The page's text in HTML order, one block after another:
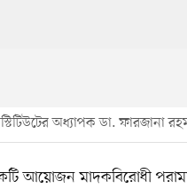
অধ্যাপক ডা. ফারজানা
আয়োজন মাদকবিরোধী